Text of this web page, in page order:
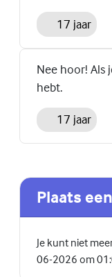
17 jaar
Nee hoor! Als
hebt.
17 jaar
Plaats
Je kunt niet
06-2026 om